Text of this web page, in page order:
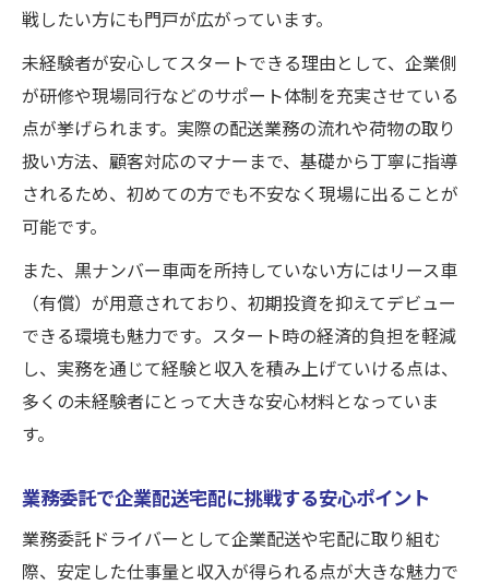
戦したい方にも門戸が広がっています。
未経験者が安心してスタートできる理由として、企業側
が研修や現場同行などのサポート体制を充実させている
点が挙げられます。実際の配送業務の流れや荷物の取り
扱い方法、顧客対応のマナーまで、基礎から丁寧に指導
されるため、初めての方でも不安なく現場に出ることが
可能です。
また、黒ナンバー車両を所持していない方にはリース車
（有償）が用意されており、初期投資を抑えてデビュー
できる環境も魅力です。スタート時の経済的負担を軽減
し、実務を通じて経験と収入を積み上げていける点は、
多くの未経験者にとって大きな安心材料となっていま
す。
業務委託で企業配送宅配に挑戦する安心ポイント
業務委託ドライバーとして企業配送や宅配に取り組む
際、安定した仕事量と収入が得られる点が大きな魅力で